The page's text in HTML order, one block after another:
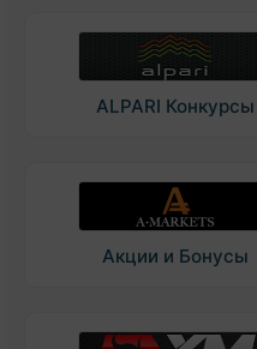
ALPARI Конкурсы
Акции и Бонусы